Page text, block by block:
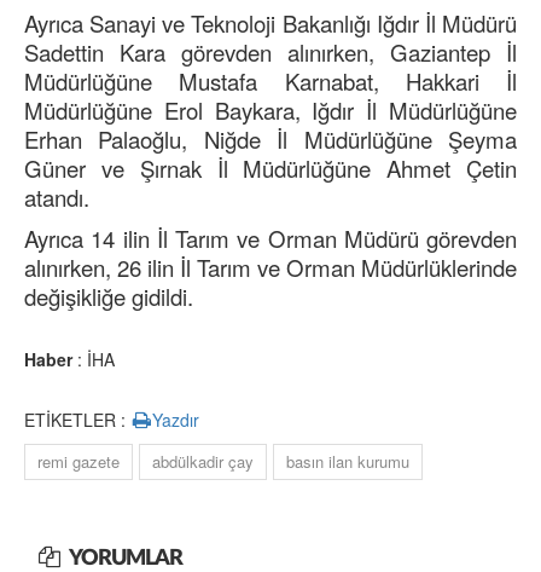
Ayrıca Sanayi ve Teknoloji Bakanlığı Iğdır İl Müdürü
Sadettin Kara görevden alınırken, Gaziantep İl
Müdürlüğüne Mustafa Karnabat, Hakkari İl
Müdürlüğüne Erol Baykara, Iğdır İl Müdürlüğüne
Erhan Palaoğlu, Niğde İl Müdürlüğüne Şeyma
Güner ve Şırnak İl Müdürlüğüne Ahmet Çetin
atandı.
Ayrıca 14 ilin İl Tarım ve Orman Müdürü görevden
alınırken, 26 ilin İl Tarım ve Orman Müdürlüklerinde
değişikliğe gidildi.
Haber: İHA
ETİKETLER : Yazdır
remi gazete abdülkadir çay basın ilan kurumu
YORUMLAR